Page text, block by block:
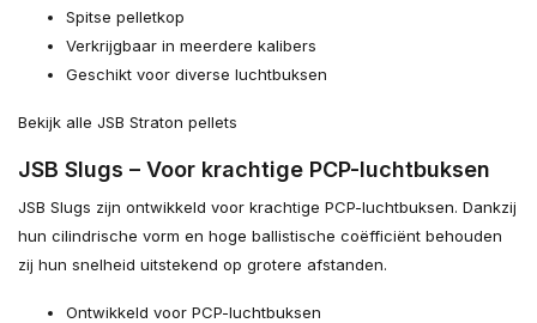
Spitse pelletkop
Verkrijgbaar in meerdere kalibers
Geschikt voor diverse luchtbuksen
Bekijk alle JSB Straton pellets
JSB Slugs – Voor krachtige PCP-luchtbuksen
JSB Slugs zijn ontwikkeld voor krachtige PCP-luchtbuksen. Dankzij
hun cilindrische vorm en hoge ballistische coëfficiënt behouden
zij hun snelheid uitstekend op grotere afstanden.
Ontwikkeld voor PCP-luchtbuksen